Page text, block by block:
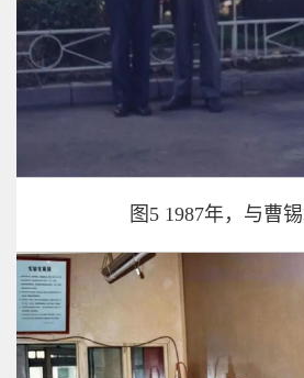
图5 1987年，与曹